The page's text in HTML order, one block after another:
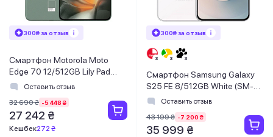
300₴ за отзыв
Смартфон Motorola Moto
Edge 70 12/512GB Lily Pad
(PBA50025RS)
Оставить отзыв
32 690 ₴ -5 448 ₴
27 242 ₴
Кешбек272 ₴
300₴ за отзыв
Смартфон Samsung Galaxy
S25 FE 8/512GB White (SM-
S731BZWIEUC)
Оставить отзыв
43 199 ₴ -7 200 ₴
35 999 ₴